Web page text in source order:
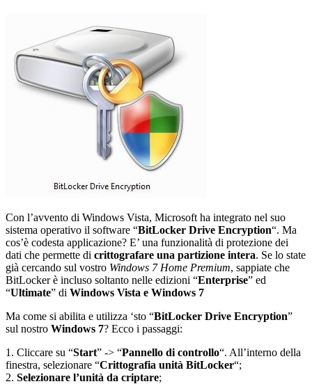
Con l’avvento di Windows Vista, Microsoft ha integrato nel suo
sistema operativo il software “BitLocker Drive Encryption“. Ma
cos’è codesta applicazione? E’ una funzionalità di protezione dei
dati che permette di crittografare una partizione intera. Se lo state
già cercando sul vostro Windows 7 Home Premium, sappiate che
BitLocker è incluso soltanto nelle edizioni “Enterprise” ed
“Ultimate” di Windows Vista e Windows 7
Ma come si abilita e utilizza ‘sto “BitLocker Drive Encryption”
sul nostro Windows 7? Ecco i passaggi:
1. Cliccare su “Start” -> “Pannello di controllo“. All’interno della
finestra, selezionare “Crittografia unità BitLocker“;
2. Selezionare l’unità da criptare;